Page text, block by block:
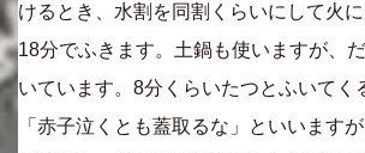
けるとき、水割を同割くらいにして火に
18分でふきます。土鍋も使いますが、
いています。8分くらいたつとふいてく
「赤子泣くとも蓋取るな」といいます